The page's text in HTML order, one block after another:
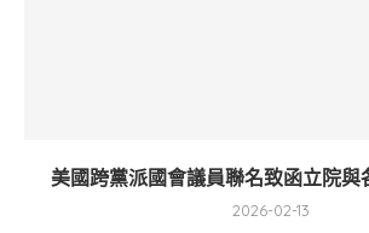
美國跨黨派國會議員聯名致函立院
2026-02-13